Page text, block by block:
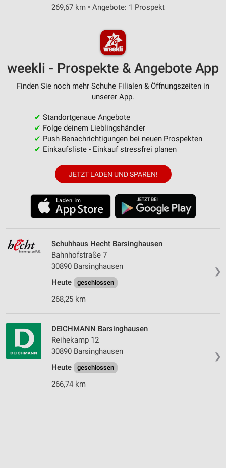
269,67 km • Angebote: 1 Prospekt
weekli - Prospekte & Angebote App
Finden Sie noch mehr Schuhe Filialen & Öffnungszeiten in
unserer App.
✔ Standortgenaue Angebote
✔ Folge deinem Lieblingshändler
✔ Push-Benachrichtigungen bei neuen Prospekten
✔ Einkaufsliste - Einkauf stressfrei planen
JETZT LADEN UND SPAREN!
❯
Schuhhaus Hecht Barsinghausen
Bahnhofstraße 7
30890 Barsinghausen
Heute
geschlossen
268,25 km
❯
DEICHMANN Barsinghausen
Reihekamp 12
30890 Barsinghausen
Heute
geschlossen
266,74 km